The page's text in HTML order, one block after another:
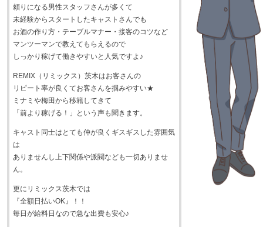
頼りになる男性スタッフさんが多くて
未経験からスタートしたキャストさんでも
お酒の作り方・テーブルマナー・接客のコツなど
マンツーマンで教えてもらえるので
しっかり稼げて働きやすいと人気ですよ♪
REMIX（リミックス）茨木はお客さんの
リピート率が良くてお客さんを掴みやすい★
ミナミや梅田から移籍してきて
「前より稼げる！」という声も聞きます。
キャスト同士はとても仲が良くギスギスした雰囲気
は
ありませんし上下関係や派閥なども一切ありませ
ん。
更にリミックス茨木では
『全額日払いOK』！！
毎日が給料日なので急な出費も安心♪